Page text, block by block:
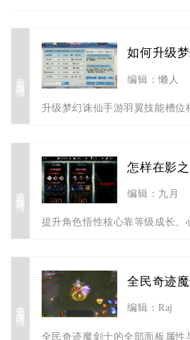
查看详情 编辑：懒人
编辑：九月
查看详情 编辑：Raj